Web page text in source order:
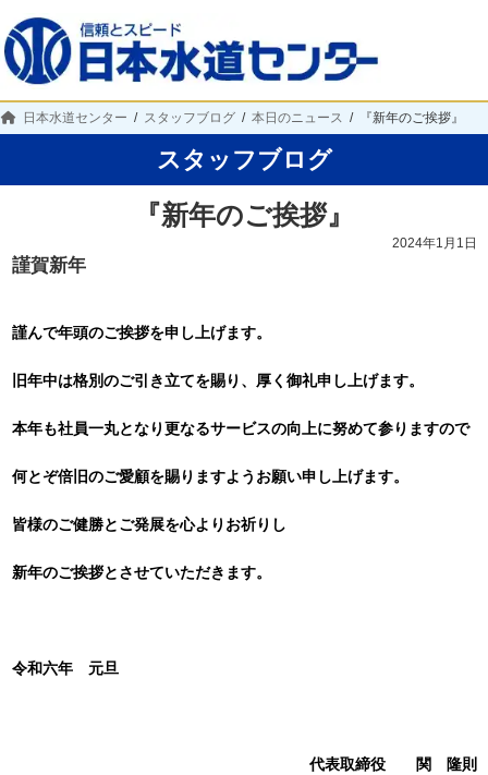
日本水道センター スタッフブログ 本日のニュース 『新年のご挨拶』
スタッフブログ
『新年のご挨拶』
2024年1月1日
謹賀新年
謹んで年頭のご挨拶を申し上げます。
旧年中は格別のご引き立てを賜り、厚く御礼申し上げます。
本年も社員一丸となり更なるサービスの向上に努めて参りますので
何とぞ倍旧のご愛顧を賜りますようお願い申し上げます。
皆様のご健勝とご発展を心よりお祈りし
新年のご挨拶とさせていただきます。
令和六年 元旦
代表取締役 関 隆則